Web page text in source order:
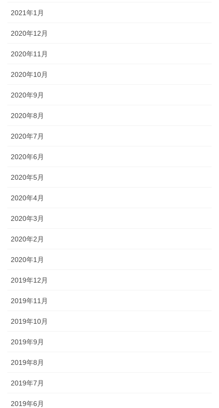
2021年1月
2020年12月
2020年11月
2020年10月
2020年9月
2020年8月
2020年7月
2020年6月
2020年5月
2020年4月
2020年3月
2020年2月
2020年1月
2019年12月
2019年11月
2019年10月
2019年9月
2019年8月
2019年7月
2019年6月